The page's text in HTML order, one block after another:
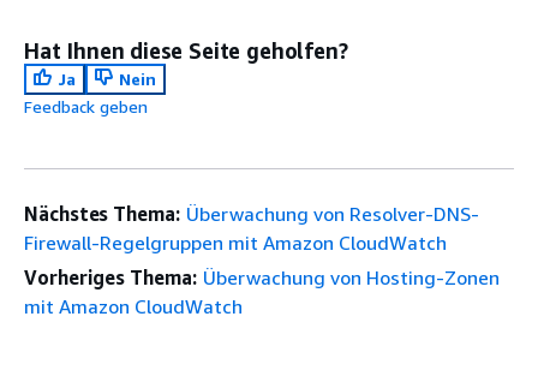
Hat Ihnen diese Seite geholfen?
Ja
Nein
Feedback geben
Nächstes Thema: Überwachung von Resolver-DNS-
Firewall-Regelgruppen mit Amazon CloudWatch
Vorheriges Thema: Überwachung von Hosting-Zonen
mit Amazon CloudWatch